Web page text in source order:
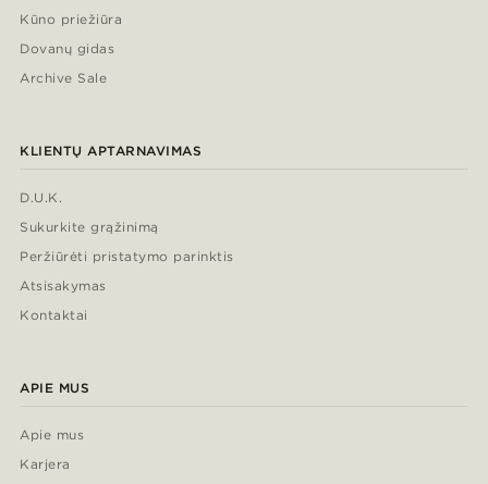
Kūno priežiūra
Dovanų gidas
Archive Sale
KLIENTŲ APTARNAVIMAS
D.U.K.
Sukurkite grąžinimą
Peržiūrėti pristatymo parinktis
Atsisakymas
Kontaktai
APIE MUS
Apie mus
Karjera